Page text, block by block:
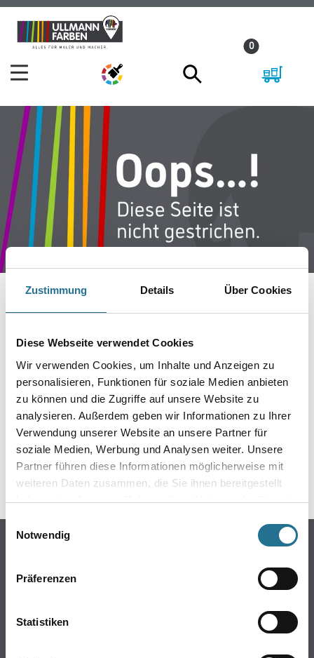
Zustimmung Details Über Cookies
Diese Webseite verwendet Cookies
Wir verwenden Cookies, um Inhalte und Anzeigen zu
personalisieren, Funktionen für soziale Medien anbieten
zu können und die Zugriffe auf unsere Website zu
analysieren. Außerdem geben wir Informationen zu Ihrer
Verwendung unserer Website an unsere Partner für
soziale Medien, Werbung und Analysen weiter. Unsere
Partner führen diese Informationen möglicherweise mit
weiteren Daten zusammen, die Sie ihnen bereitgestellt
haben oder die sie im Rahmen Ihrer Nutzung der Dienste
Einwilligungsauswahl
Notwendig
Präferenzen
Statistiken
Zum
Inhalt
Zum
Navigationsmenü
0
IST AUFGETRETEN
Keine Sorge, wir pinseln schon an der Lösung und
werden das Problem so schnell wie möglich beheben.
Erkunden Sie in der Zwischenzeit unseren Online-Shop
und lassen Sie sich inspirieren.
ZURÜCK ZUM ONLINE-SHOP
Online-Shop
Putze- und Spachtelmassen